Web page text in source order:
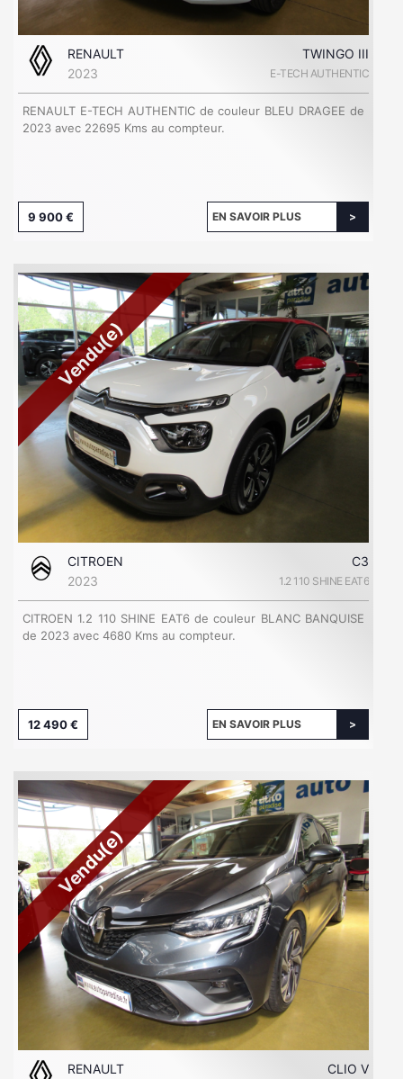
RENAULT
TWINGO III
2023
E-TECH AUTHENTIC
RENAULT E-TECH AUTHENTIC de couleur BLEU DRAGEE de
2023 avec 22695 Kms au compteur.
9 900 € EN SAVOIR PLUS
Vendu(e)
CITROEN
C3
2023
1.2 110 SHINE EAT6
CITROEN 1.2 110 SHINE EAT6 de couleur BLANC BANQUISE
de 2023 avec 4680 Kms au compteur.
12 490 € EN SAVOIR PLUS
Vendu(e)
RENAULT CLIO V